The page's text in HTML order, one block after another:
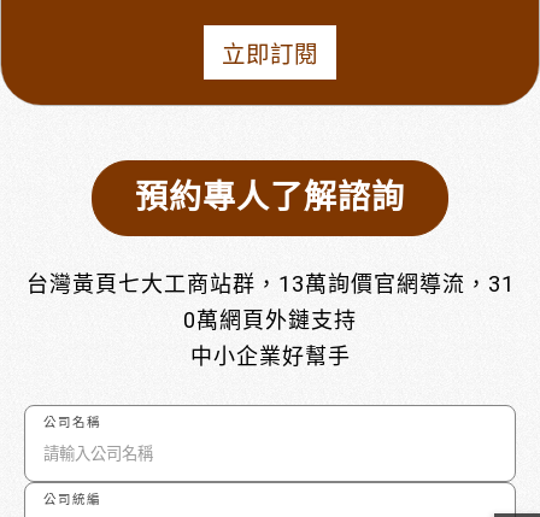
立即訂閱
預約專人了解諮詢
台灣黃頁七大工商站群，13萬詢價官網導流，31
0萬網頁外鏈支持
中小企業好幫手
公司名稱
公司統編